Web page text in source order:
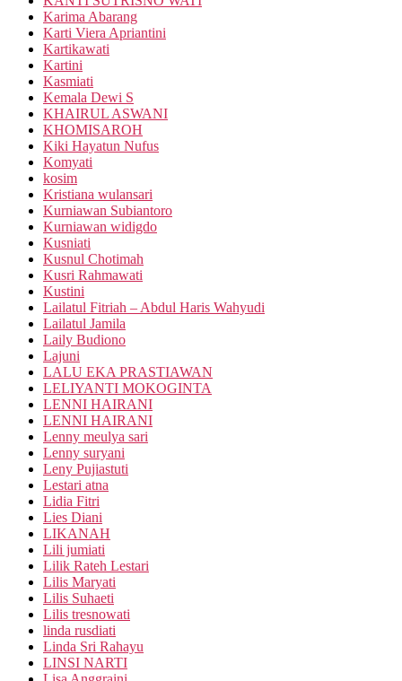
Karima Abarang
Karti Viera Apriantini
Kartikawati
Kartini
Kasmiati
Kemala Dewi S
KHAIRUL ASWANI
KHOMISAROH
Kiki Hayatun Nufus
Komyati
kosim
Kristiana wulansari
Kurniawan Subiantoro
Kurniawan widigdo
Kusniati
Kusnul Chotimah
Kusri Rahmawati
Kustini
Lailatul Fitriah – Abdul Haris Wahyudi
Lailatul Jamila
Laily Budiono
Lajuni
LALU EKA PRASTIAWAN
LELIYANTI MOKOGINTA
LENNI HAIRANI
LENNI HAIRANI
Lenny meulya sari
Lenny suryani
Leny Pujiastuti
Lestari atna
Lidia Fitri
Lies Diani
LIKANAH
Lili jumiati
Lilik Rateh Lestari
Lilis Maryati
Lilis Suhaeti
Lilis tresnowati
linda rusdiati
Linda Sri Rahayu
LINSI NARTI